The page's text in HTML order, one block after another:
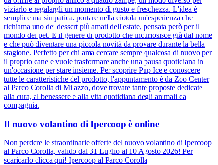
viziarlo e regalargli un momento di gusto e freschezza. L'idea è
semplice ma simpatica: portare nella ciotola un'esperienza che
richiama uno dei dessert più amati dell'estate, pensata però per il
mondo dei pet. È il genere di prodotto che incuriosisce già dal nome
e che può diventare una piccola novità da provare durante la bella
stagione. Perfetto per chi ama cercare sempre qualcosa di nuovo per
il proprio cane e vuole trasformare anche una pausa quotidiana in
un'occasione per stare insieme. Per scoprire Pup Ice e conoscere
tutte le caratteristiche del prodotto, l'appuntamento è da Zoo Center
al Parco Corolla di Milazzo, dove trovare tante proposte dedicate
alla cura, al benessere e alla vita quotidiana degli animali da
compagnia.
Il nuovo volantino di Ipercoop è online
Non perdere le straordinarie offerte del nuovo volantino di Ipercoop
al Parco Corolla, valido dal 31 Luglio al 10 Agosto 2026! Per
scaricarlo clicca qui! Ipercoop al Parco Corolla